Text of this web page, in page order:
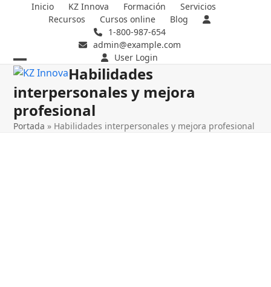
Inicio KZ Innova Formación
Servicios
Recursos
Cursos online
Blog
1-800-987-654
admin@example.com
User Login
Open
mobile
menu
Close
mobile
menu
Habilidades
interpersonales y mejora
profesional
Portada » Habilidades interpersonales y mejora profesional